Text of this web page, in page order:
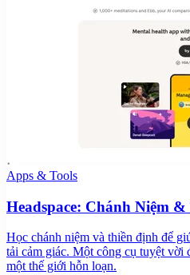
Apps & Tools
Headspace: Chánh Niệm
Học chánh niệm và thiền định để
tải cảm giác. Một công cụ tuyệt vời
một thế giới hỗn loạn.